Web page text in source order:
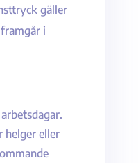
gäller
i
helger eller